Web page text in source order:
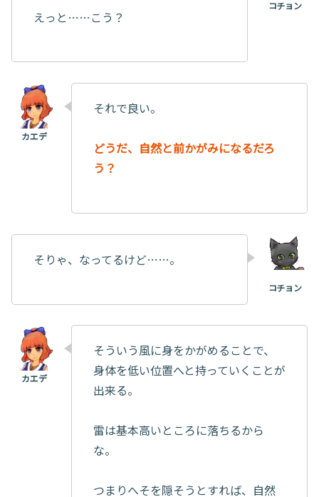
えっと……こう？
それで良い。
どうだ、自然と前かがみになるだろ
う？
そりゃ、なってるけど……。
そういう風に身をかがめることで、
身体を低い位置へと持っていくことが
出来る。
雷は基本高いところに落ちるから
な。
つまりへそを隠そうとすれば、自然